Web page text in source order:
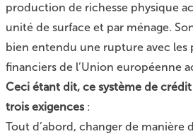
production de richesse physique
unité de surface et par ménage.
bien entendu une rupture avec
financiers de l’Union européenne
Ceci étant dit, ce système de
trois exigences:
Tout d’abord, changer de manière